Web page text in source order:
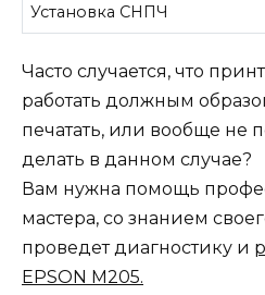
Установка СНПЧ
Часто случается, что
работать должным
печатать, или вообще не
делать в данном случае?
Вам нужна помощь
мастера, со знанием
проведет диагностику и
EPSON M205.